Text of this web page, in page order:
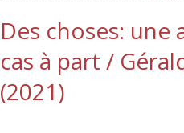
Des choses: une
cas à part /
(2021)